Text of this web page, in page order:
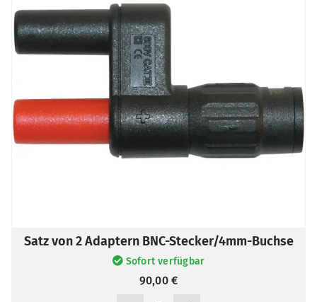
Satz von 2 Adaptern BNC-Stecker/4mm-Buchse
Sofort verfügbar
90,00€